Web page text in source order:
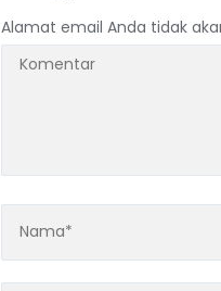
Alamat email Anda tidak